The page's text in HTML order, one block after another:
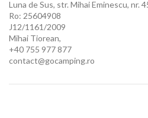
Luna de Sus, str. Mihai Eminescu, nr.
Ro: 25604908
J12/1161/2009
Mihai Tiorean,
+40 755 977 877
contact@gocamping.ro